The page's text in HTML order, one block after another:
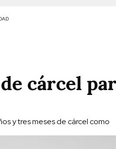
cárcel
y tres meses de cárcel como